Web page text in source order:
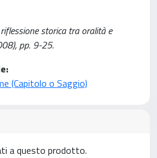
storica tra oralità e
pp. 9-25.
(Capitolo o Saggio)
a questo prodotto.